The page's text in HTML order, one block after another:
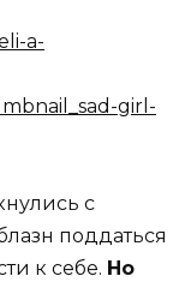
с
поддаться
к себе. Но